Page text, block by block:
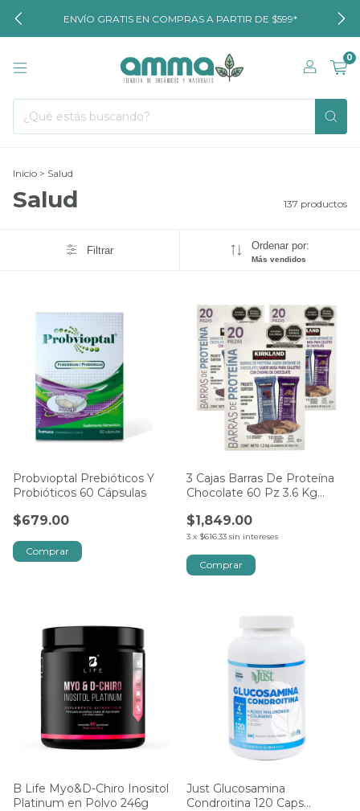
ENVÍO GRATIS EN COMPRAS A PARTIR DE $599*
0
Inicio > Salud
Salud 137 productos
Filtrar Ordenar por:
Más vendidos
Probvioptal Prebióticos Y
Probióticos 60 Cápsulas
$679.00
Comprar
3 Cajas Barras De Proteína
Chocolate 60 Pz 3.6 Kg
$1,849.00
3 x $616.33 sin intereses
Comprar
B Life Myo&D-Chiro Inositol
Platinum en Polvo 246g
Just Glucosamina
Condroitina 120 Caps